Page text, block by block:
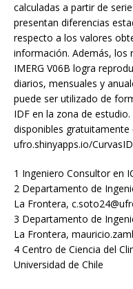
calculadas a partir de
presentan diferencias
respecto a los valores
información. Además, los
IMERG V06B logra
diarios, mensuales y
puede ser utilizado de
IDF en la zona de
disponibles
ufro.shinyapps.io/
1 Ingeniero Consultor en
2 Departamento de
La Frontera,
3 Departamento de
La Frontera,
4 Centro de Ciencia del
Universidad de Chile